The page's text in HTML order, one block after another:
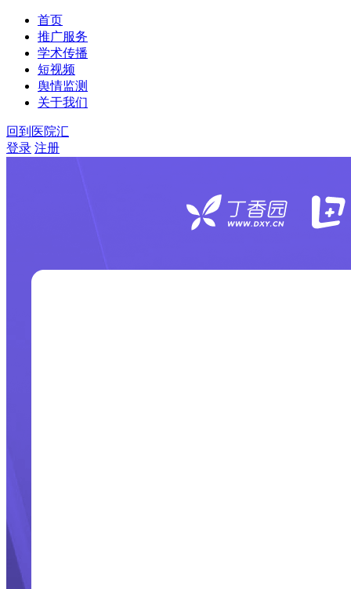
首页
推广服务
学术传播
短视频
舆情监测
关于我们
回到医院汇
登录 注册